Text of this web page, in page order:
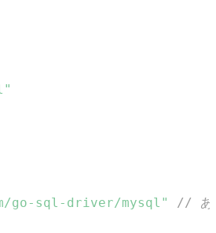
go-sql-driver/mysql"
// あ